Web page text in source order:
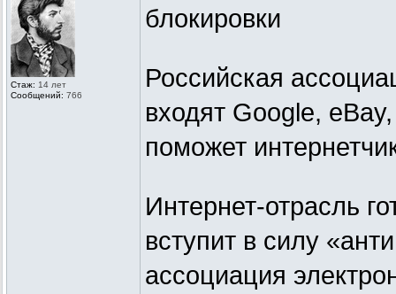
Стаж: 14 лет
Сообщений: 766
блокировки
Российская
входят Google,
поможет
Интернет-отрасль
вступит в силу
ассоциация